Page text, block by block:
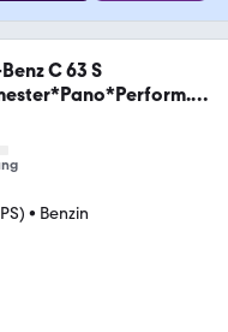
C 63 S
• Benzin